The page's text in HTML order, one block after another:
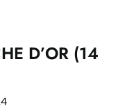
D’OR (14